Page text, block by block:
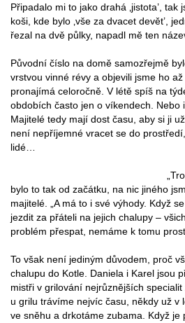
Připadalo mi to jako drahá ‚jistota’,
koši, kde bylo ‚vše za dvacet devět’,
řezal na dvě půlky, napadl mě ten
Původní číslo na domě samozřejmě
vrstvou vinné révy a objevili jsme ho
pronajímá celoročně. V létě spíš na
obdobích často jen o víkendech. Nebo
Majitelé tedy mají dost času, aby si ji
není nepříjemné vracet se do
lidé…
bylo to tak od začátku, na nic jiného
majitelé. „A má to i své výhody. Když
jezdit za přáteli na jejich chalupy –
problém přespat, nemáme k tomu
To však není jediným důvodem, proč
chalupu do Kotle. Daniela i Karel jsou
mistři v grilování nejrůznějších specialit
u grilu trávíme nejvíc času, někdy už v
ve sněhu a drkotáme zubama. Když je